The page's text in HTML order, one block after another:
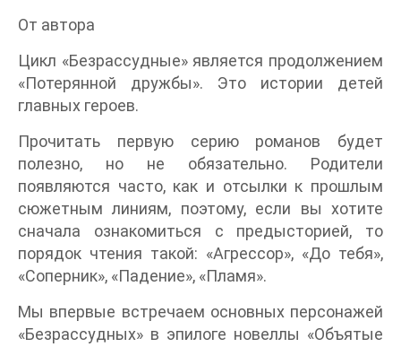
От автора
Цикл «Безрассудные» является продолжением
«Потерянной дружбы». Это истории детей
главных героев.
Прочитать первую серию романов будет
полезно, но не обязательно. Родители
появляются часто, как и отсылки к прошлым
сюжетным линиям, поэтому, если вы хотите
сначала ознакомиться с предысторией, то
порядок чтения такой: «Агрессор», «До тебя»,
«Соперник», «Падение», «Пламя».
Мы впервые встречаем основных персонажей
«Безрассудных» в эпилоге новеллы «Объятые